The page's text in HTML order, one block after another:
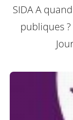
SIDA A
publiques